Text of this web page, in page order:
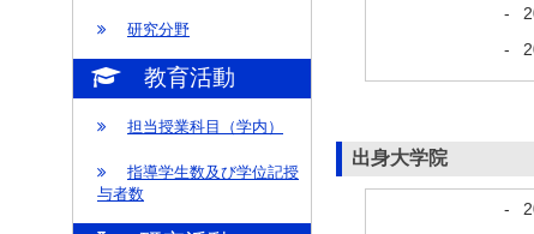
研究分野
教育活動
担当授業科目（学内）
指導学生数及び学位記授
与者数
-
-
出身大学院
-